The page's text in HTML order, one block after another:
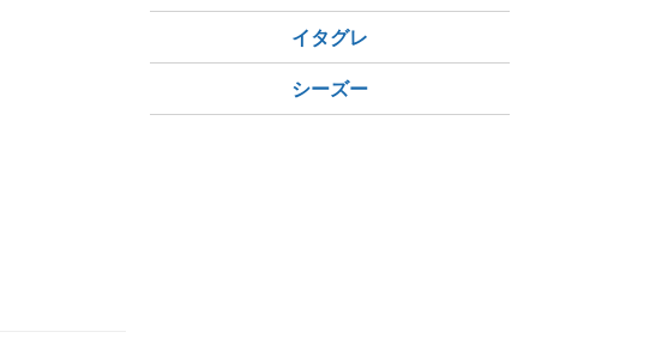
イタグレ
シーズー